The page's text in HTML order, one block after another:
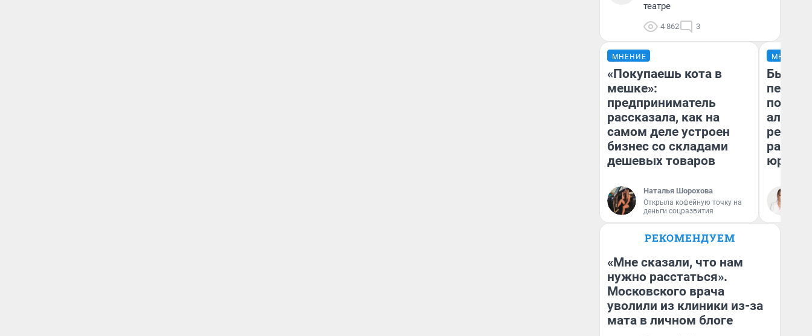
театре
4 862 3
МНЕНИЕ
«Покупаешь кота в
мешке»:
предприниматель
рассказала, как на
самом деле устроен
бизнес со складами
дешевых товаров
Наталья Шорохова
Открыла кофейную точку на
деньги соцразвития
МНЕНИЕ
Был
разбор
юриста
РЕКОМЕНДУЕМ
«Мне сказали, что нам
нужно расстаться».
Московского врача
уволили из клиники из-за
мата в личном блоге